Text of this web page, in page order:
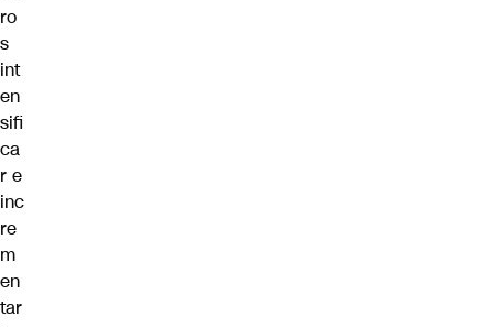
ro
s
int
en
sifi
ca
r e
inc
re
m
en
tar